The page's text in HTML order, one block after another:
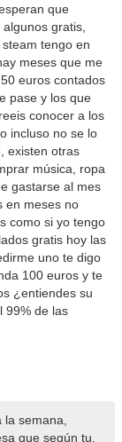
que
gratis,
tengo en
meses que me
euros contados
pase y los que
conocer a los
incluso no se lo
existen otras
música, ropa
gastarse al mes
en meses no
como si yo tengo
gratis hoy las
uno te digo
100 euros y te
¿entiendes su
99% de las
la semana,
que según tu,